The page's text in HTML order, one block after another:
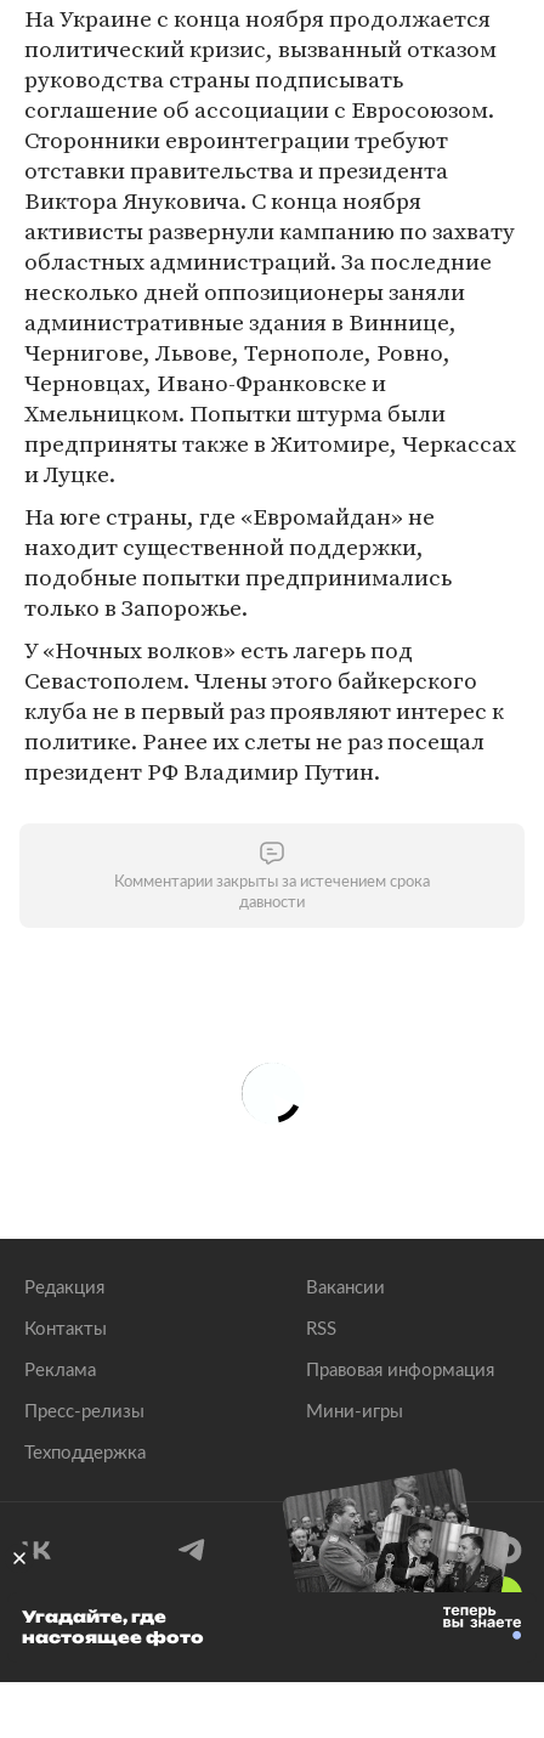
На Украине с конца ноября продолжается
политический кризис, вызванный отказом
руководства страны подписывать
соглашение об ассоциации с Евросоюзом.
Сторонники евроинтеграции требуют
отставки правительства и президента
Виктора Януковича. С конца ноября
активисты развернули кампанию по захвату
областных администраций. За последние
несколько дней оппозиционеры заняли
административные здания в Виннице,
Чернигове, Львове, Тернополе, Ровно,
Черновцах, Ивано-Франковске и
Хмельницком. Попытки штурма были
предприняты также в Житомире, Черкассах
и Луцке.
На юге страны, где «Евромайдан» не
находит существенной поддержки,
подобные попытки предпринимались
только в Запорожье.
У «Ночных волков» есть лагерь под
Севастополем. Члены этого байкерского
клуба не в первый раз проявляют интерес к
политике. Ранее их слеты не раз посещал
президент РФ Владимир Путин.
Комментарии закрыты за истечением срока
давности
Редакция
Контакты
Реклама
Пресс-релизы
Техподдержка
Вакансии
RSS
Правовая информация
Мини-игры
© 1999–2026 Все права защищены.
Угадайте, где
настоящее фото